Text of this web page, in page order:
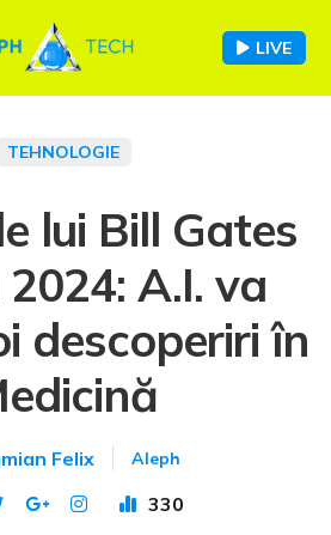
LIVE
TEHNOLOGIE
lui Bill Gates
A.I. va
descoperiri în
Felix Aleph
330